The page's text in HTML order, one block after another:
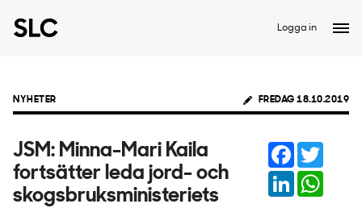
Logga in
NYHETER FREDAG 18.10.2019
JSM: Minna-Mari Kaila
fortsätter leda jord- och
skogsbruksministeriets
Facebook
LinkedIn